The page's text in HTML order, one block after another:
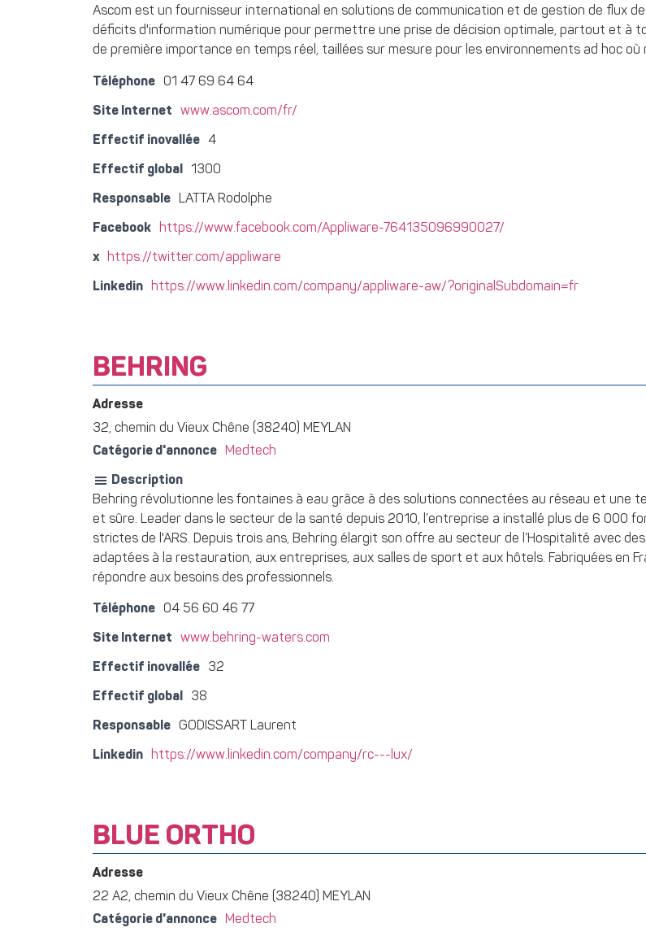
Ascom est un fournisseur international en solutions de communication et de gestion de flux
déficits d'information numérique pour permettre une prise de décision optimale, partout et à
de première importance en temps réel, taillées sur mesure pour les environnements ad hoc
Téléphone 01 47 69 64 64
Site Internet www.ascom.com/fr/
Effectif inovallée 4
Effectif global 1300
Responsable LATTA Rodolphe
Facebook https://www.facebook.com/Appliware-764135096990027/
x https://twitter.com/appliware
Linkedin https://www.linkedin.com/company/appliware-aw/?originalSubdomain=fr
BEHRING
Adresse
32, chemin du Vieux Chêne (38240) MEYLAN
Catégorie d'annonce
Medtech
Description
Behring révolutionne les fontaines à eau grâce à des solutions connectées au réseau et une
et sûre. Leader dans le secteur de la santé depuis 2010, l’entreprise a installé plus de 6 000
strictes de l'ARS. Depuis trois ans, Behring élargit son offre au secteur de l’Hospitalité avec
adaptées à la restauration, aux entreprises, aux salles de sport et aux hôtels. Fabriquées en
répondre aux besoins des professionnels.
Téléphone 04 56 60 46 77
Site Internet www.behring-waters.com
Effectif inovallée 32
Effectif global 38
Responsable GODISSART Laurent
Linkedin https://www.linkedin.com/company/rc---lux/
BLUE ORTHO
Adresse
22 A2, chemin du Vieux Chêne (38240) MEYLAN
Catégorie d'annonce
Medtech